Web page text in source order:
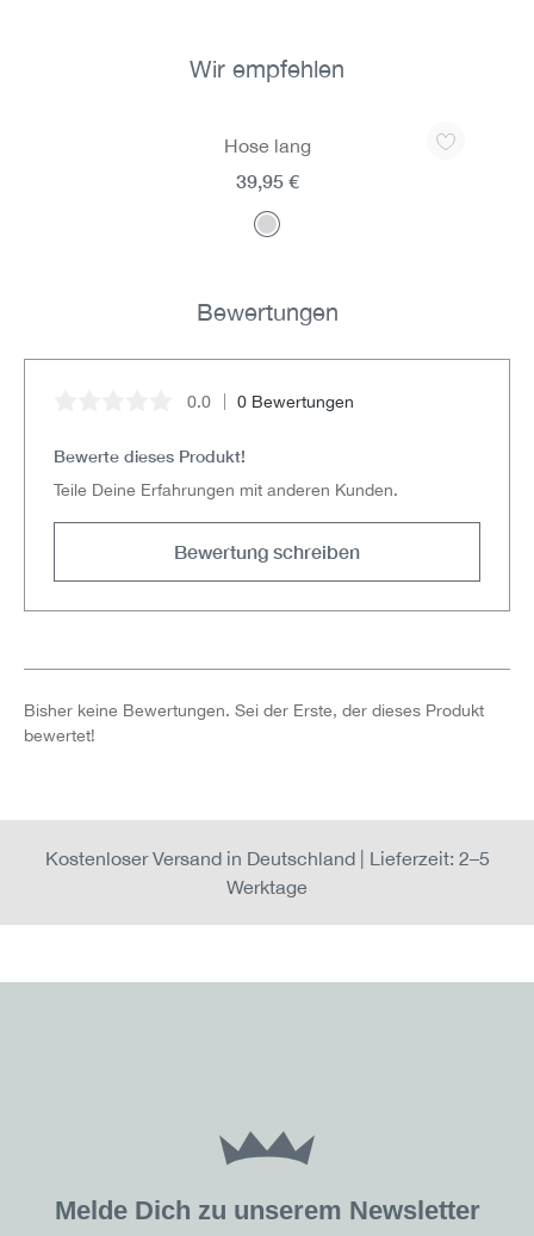
Wir empfehlen
Hose lang
39,95 €
Bewertungen
Durchschnittliche Bewertung von 0 von 5 Sternen
0.0 0 Bewertungen
Bewerte dieses Produkt!
Teile Deine Erfahrungen mit anderen Kunden.
Bewertung schreiben
Bisher keine Bewertungen. Sei der Erste, der dieses Produkt
bewertet!
Kostenloser Versand in Deutschland | Lieferzeit: 2–5
Werktage
Melde Dich zu unserem Newsletter